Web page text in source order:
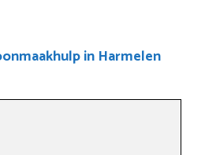
in Harmelen